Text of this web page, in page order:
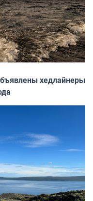
хедлайнеры